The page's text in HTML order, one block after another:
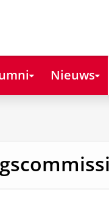
Nieuws